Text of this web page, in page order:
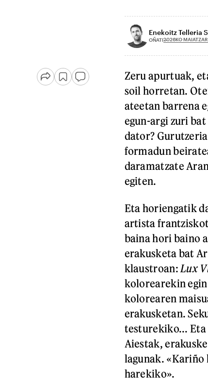
Enekoitz Telleria
OÑATI2026KO
Zeru apurtuak,
soil horretan.
ateetan barrena
egun-argi zuri
dator?
formadun
daramatzate
egiten.
Eta horiengatik
artista
baina hori baino
erakusketa bat
klaustroan: Lux
kolorearekin
kolorearen
erakusketan.
testurekiko... Eta
Aiestak,
lagunak. «Kariño
harekiko».